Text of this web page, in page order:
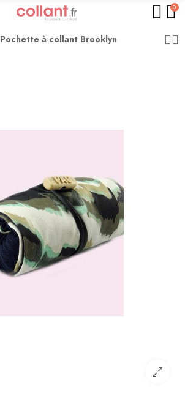
0
Pochette à collant Brooklyn